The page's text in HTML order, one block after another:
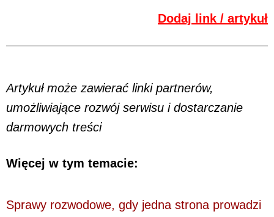
Dodaj link / artykuł
Artykuł może zawierać linki partnerów,
umożliwiające rozwój serwisu i dostarczanie
darmowych treści
Więcej w tym temacie:
Sprawy rozwodowe, gdy jedna strona prowadzi